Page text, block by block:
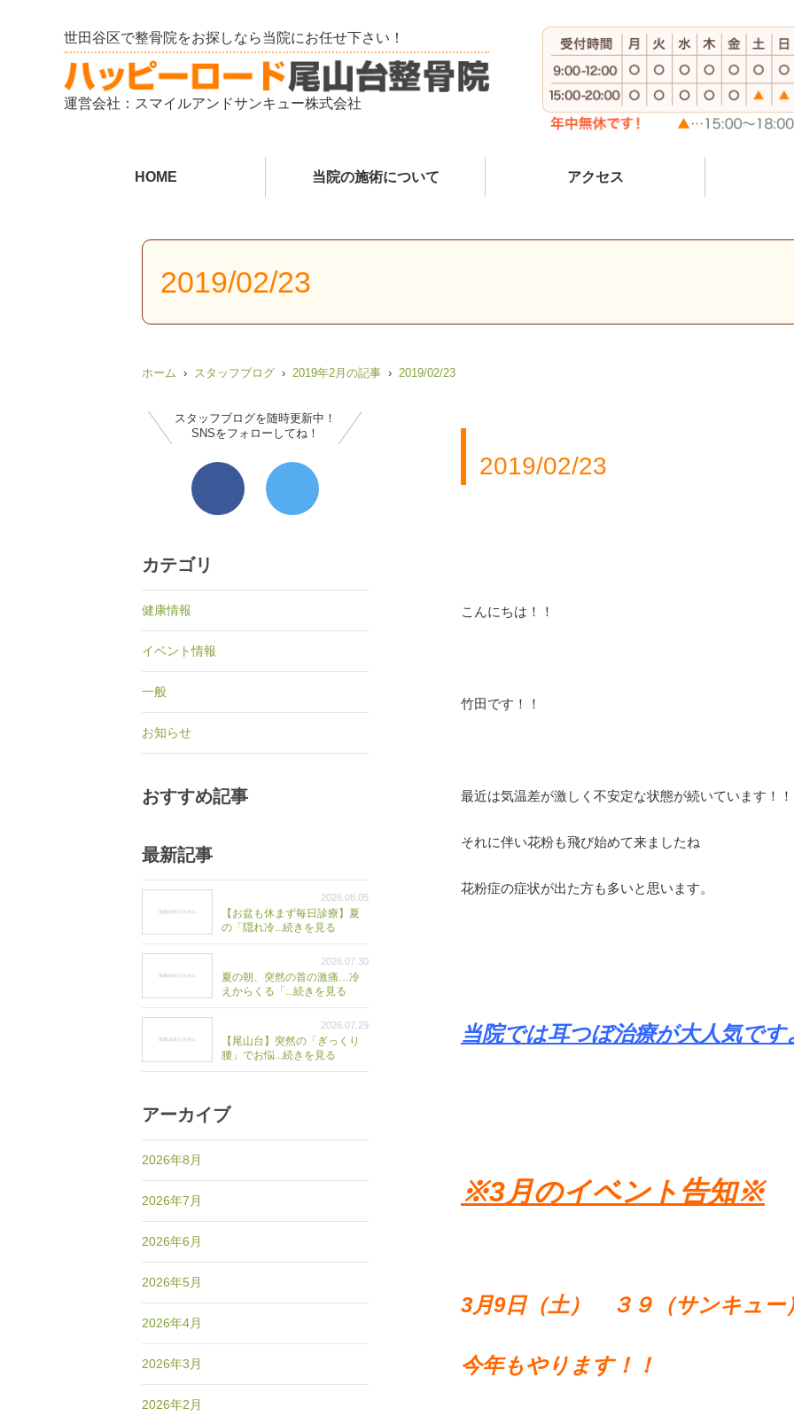
世田谷区で整骨院をお探しなら当院にお任せ下さい！
運営会社：スマイルアンドサンキュー株式会社
HOME 当院の施術について アクセス
2019/02/23
ホーム スタッフブログ 2019年2月の記事 2019/02/23
2019/02/23
こんにちは！！
竹田です！！
最近は気温差が激しく不安定な状態が続いています！！
それに伴い花粉も飛び始めて来ましたね
花粉症の症状が出た方も多いと思います。
当院では耳つぼ治療が大人気で
※3月のイベント告知※
3月9日（土） ３９（サンキュー
今年もやります！！
スタッフブログを随時更新中！
SNSをフォローしてね！
カテゴリ
健康情報
イベント情報
一般
お知らせ
おすすめ記事
最新記事
2026.08.05
【お盆も休まず毎日診療】夏
の「隠れ冷...続きを見る
2026.07.30
夏の朝、突然の首の激痛…冷
えからくる「...続きを見る
2026.07.29
【尾山台】突然の「ぎっくり
腰」でお悩...続きを見る
アーカイブ
2026年8月
2026年7月
2026年6月
2026年5月
2026年4月
2026年3月
2026年2月